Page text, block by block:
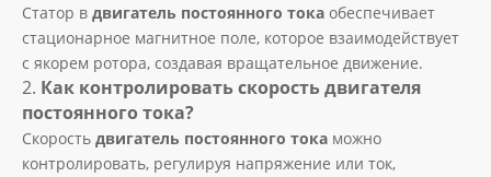
Статор в двигатель постоянного тока обеспечивает
стационарное магнитное поле, которое взаимодействует
с якорем ротора, создавая вращательное движение.
2. Как контролировать скорость двигателя
постоянного тока?
Скорость двигатель постоянного тока можно
контролировать, регулируя напряжение или ток,